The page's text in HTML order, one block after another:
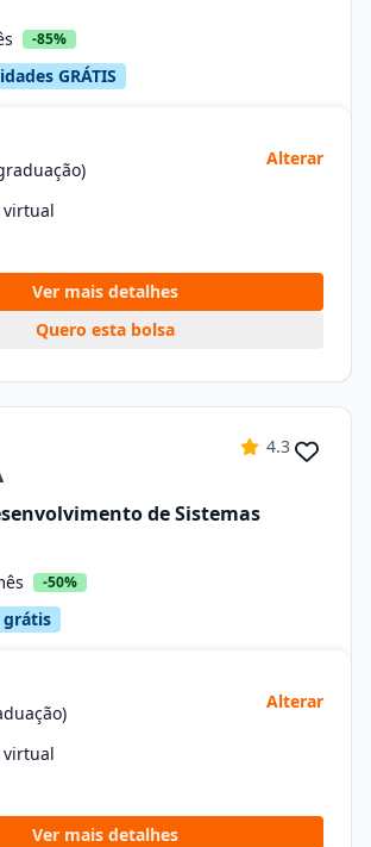
-85%
GRÁTIS
Alterar
virtual
Ver mais detalhes
Quero esta bolsa
4.3
de Sistemas
-50%
grátis
Alterar
virtual
Ver mais detalhes